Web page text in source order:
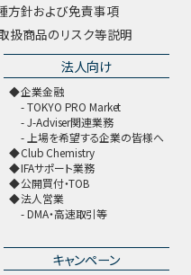
方針および免責事項
扱商品のリスク等説明
法人向け
企業金融
TOKYO PRO Market
J-Adviser関連業務
上場を希望する企業の皆様へ
Club Chemistry
IFAサポート業務
公開買付・TOB
法人営業
DMA・高速取引等
キャンペーン